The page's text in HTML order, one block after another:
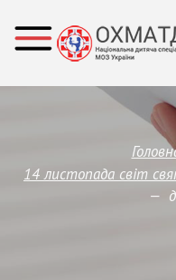
14 листопада світ
—